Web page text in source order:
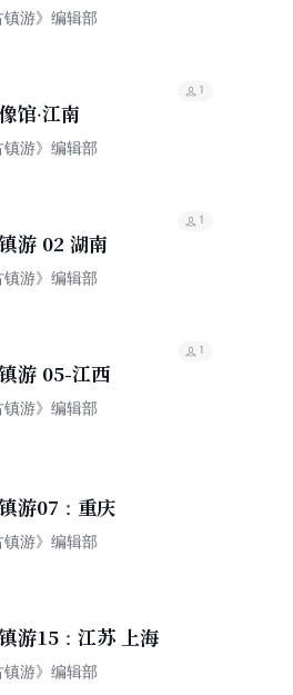
镇游》编辑部
馆·江南
镇游》编辑部
1
游 02 湖南
镇游》编辑部
1
游 05-江西
镇游》编辑部
1
游07：重庆
镇游》编辑部
游15：江苏 上海
镇游》编辑部